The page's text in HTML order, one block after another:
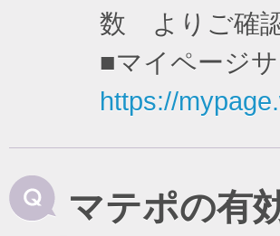
数 よりご確
■マイページ
https://
マテポの有